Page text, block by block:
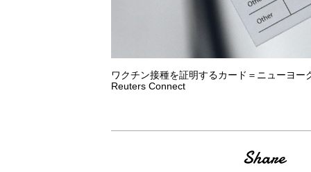
ワクチン接種を証明するカード＝ニューヨ
Reuters Connect